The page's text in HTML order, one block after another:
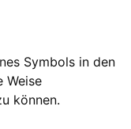
Symbols in den
Weise
können.